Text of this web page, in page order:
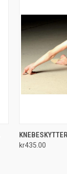
QUICK
Compare
kr435.00